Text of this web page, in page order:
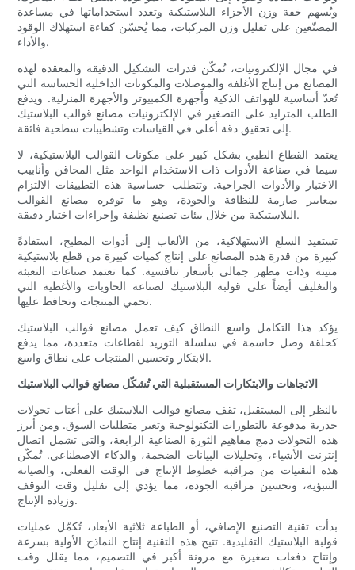
ويُسهم خفة وزن الأجزاء البلاستيكية وتعدد استخداماتها في مساعدة
المصنّعين على تقليل وزن المركبات، مما يُحسّن كفاءة استهلاك الوقود
والأداء.
في مجال الإلكترونيات، تُمكّن قدرات التشكيل الدقيقة والمعقدة لهذه
المصانع من إنتاج الأغلفة والموصلات والمكونات الداخلية الحساسة التي
تُعدّ أساسية للهواتف الذكية وأجهزة الكمبيوتر والأجهزة المنزلية. ويدفع
الطلب المتزايد على التصغير في الإلكترونيات مصانع قوالب البلاستيك
إلى تحقيق دقة أعلى في القياسات وتشطيبات سطحية فائقة.
يعتمد القطاع الطبي بشكل كبير على مكونات القوالب البلاستيكية، لا
سيما في صناعة الأدوات ذات الاستخدام الواحد مثل المحاقن وأنابيب
الاختبار والأدوات الجراحية. وتتطلب حساسية هذه التطبيقات الالتزام
بمعايير صارمة للنظافة والجودة، وهو ما توفره مصانع القوالب
البلاستيكية من خلال بيئات تصنيع نظيفة وإجراءات اختبار دقيقة.
تستفيد السلع الاستهلاكية، من الألعاب إلى أدوات المطبخ، استفادةً
كبيرة من قدرة هذه المصانع على إنتاج كميات كبيرة من قطع بلاستيكية
متينة وذات مظهر جمالي بأسعار تنافسية. كما تعتمد صناعات التعبئة
والتغليف أيضاً على قولبة البلاستيك لصناعة الحاويات والأغطية التي
تحمي المنتجات وتحافظ عليها.
يؤكد هذا التكامل واسع النطاق كيف تعمل مصانع قوالب البلاستيك
كحلقة وصل حاسمة في سلسلة التوريد لقطاعات متعددة، مما يدفع
الابتكار وتحسين المنتجات على نطاق واسع.
الاتجاهات والابتكارات المستقبلية التي تُشكّل مصانع قوالب البلاستيك
بالنظر إلى المستقبل، تقف مصانع قوالب البلاستيك على أعتاب تحولات
جذرية مدفوعة بالتطورات التكنولوجية وتغير متطلبات السوق. ومن أبرز
هذه التحولات دمج مفاهيم الثورة الصناعية الرابعة، والتي تشمل اتصال
إنترنت الأشياء، وتحليلات البيانات الضخمة، والذكاء الاصطناعي. تُمكّن
هذه التقنيات من مراقبة خطوط الإنتاج في الوقت الفعلي، والصيانة
التنبؤية، وتحسين مراقبة الجودة، مما يؤدي إلى تقليل وقت التوقف
وزيادة الإنتاج.
بدأت تقنية التصنيع الإضافي، أو الطباعة ثلاثية الأبعاد، تُكمّل عمليات
قولبة البلاستيك التقليدية. تتيح هذه التقنية إنتاج النماذج الأولية بسرعة
وإنتاج دفعات صغيرة مع مرونة أكبر في التصميم، مما يقلل وقت